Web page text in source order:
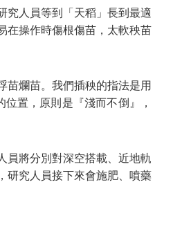
究人員等到「天稻」長到最適
在操作時傷根傷苗，太軟秧苗
苗爛苗。我們插秧的指法是用
置，原則是『淺而不倒』，
員將分別對深空搭載、近地軌
研究人員接下來會施肥、噴藥